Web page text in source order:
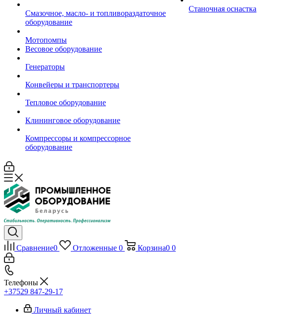
Смазочное, масло- и топливораздаточное
оборудование
Мотопомпы
Весовое оборудование
Генераторы
Конвейеры и транспортеры
Тепловое оборудование
Клининговое оборудование
Компрессоры и компрессорное
оборудование
Станочная оснастка
Сравнение0 Отложенные 0 Корзина0 0
Телефоны
+37529 847-29-17‬
Личный кабинет